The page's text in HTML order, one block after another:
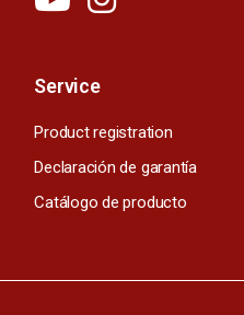
Service
Product registration
Declaración de garantía
Catálogo de producto